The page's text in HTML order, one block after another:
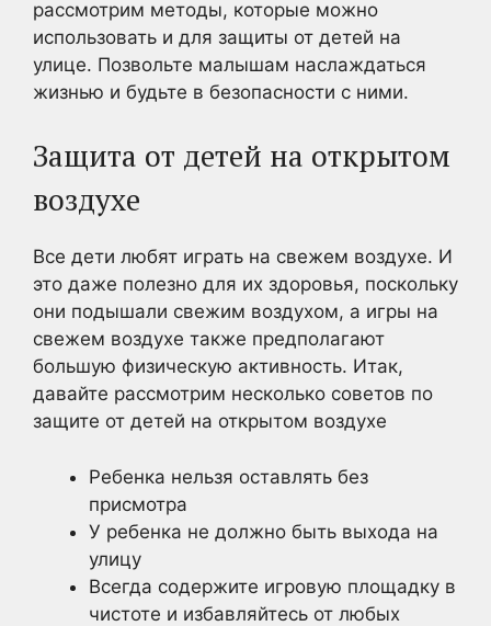
рассмотрим методы, которые можно
использовать и для защиты от детей на
улице. Позвольте малышам наслаждаться
жизнью и будьте в безопасности с ними.
Защита от детей на открытом
воздухе
Все дети любят играть на свежем воздухе. И
это даже полезно для их здоровья, поскольку
они подышали свежим воздухом, а игры на
свежем воздухе также предполагают
большую физическую активность. Итак,
давайте рассмотрим несколько советов по
защите от детей на открытом воздухе
Ребенка нельзя оставлять без
присмотра
У ребенка не должно быть выхода на
улицу
Всегда содержите игровую площадку в
чистоте и избавляйтесь от любых